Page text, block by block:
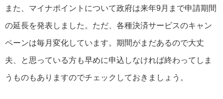
また、マイナポイントについて政府は来年9月まで申請期間
の延長を発表しました。ただ、各種決済サービスのキャン
ペーンは毎月変化しています。期間がまだあるので大丈
夫、と思っている方も早めに申込しなければ終わってしま
うものもありますのでチェックしておきましょう。